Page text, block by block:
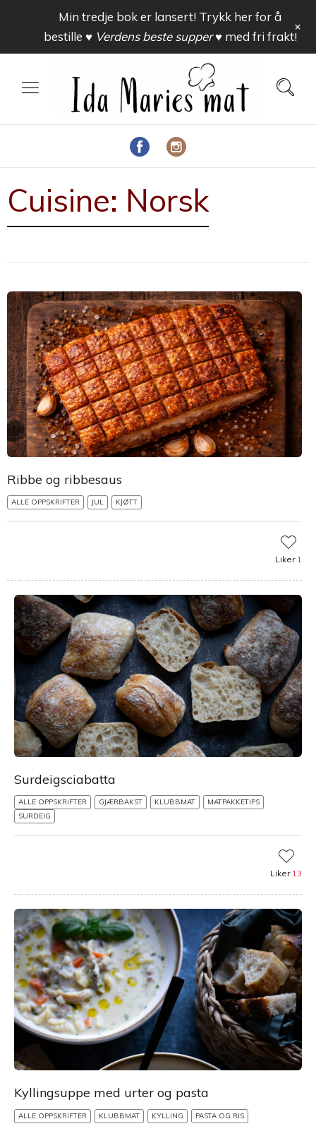
Cuisine: Norsk
Ribbe og ribbesaus
ALLE OPPSKRIFTER JUL KJØTT
Liker 1
Surdeigsciabatta
ALLE OPPSKRIFTER GJÆRBAKST KLUBBMAT
MATPAKKETIPS
SURDEIG
Liker 13
Kyllingsuppe med urter og pasta
ALLE OPPSKRIFTER KLUBBMAT KYLLING PASTA OG RIS
Min tredje bok er lansert! Trykk her for å
bestille ♥ Verdens beste supper ♥med fri frakt!
+